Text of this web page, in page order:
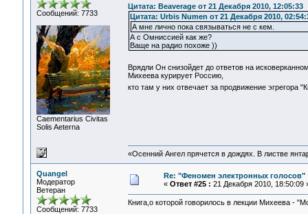
Сообщений: 7733
Сaementarius Civitas
Solis Aeterna
Цитата: Beaverage от 21 Декабря 2010, 12:05:33
Цитата: Urbis Numen от 21 Декабря 2010,
А мне лично пока связываться не с кем.
А с Омниссией как же?
Ваще на радио похоже ))
Врядли Он снизойдет до ответов на
Михеева курирует Россию,
кто там у них отвечает за продвижение
«Осенний Ангел прячется в дождях. В листве
Quangel
Модератор
Ветеран
Сообщений: 7733
Re: "Феномен электронных голосов"
« Ответ #25 : 21 Декабря 2010, 18:50:09
Книга,о которой говорилось в лекции Михеева -